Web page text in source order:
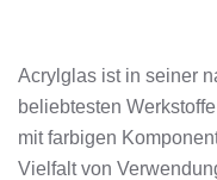
Acrylglas ist in seiner
beliebtesten
mit farbigen
Vielfalt von